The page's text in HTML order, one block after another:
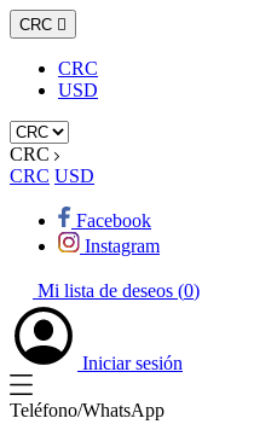
CRC 
CRC
USD
CRC
CRC USD
Facebook
Instagram
Mi lista de deseos (0)
Iniciar sesión
Teléfono/WhatsApp